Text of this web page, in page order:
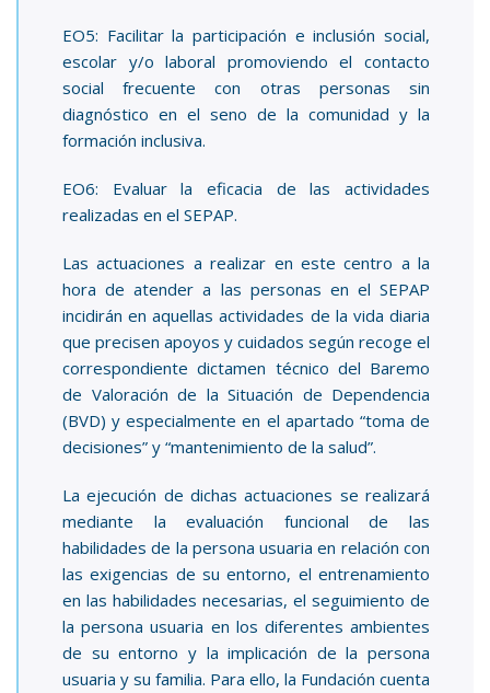
EO5: Facilitar la participación e inclusión social,
escolar y/o laboral promoviendo el contacto
social frecuente con otras personas sin
diagnóstico en el seno de la comunidad y la
formación inclusiva.
EO6: Evaluar la eficacia de las actividades
realizadas en el SEPAP.
Las actuaciones a realizar en este centro a la
hora de atender a las personas en el SEPAP
incidirán en aquellas actividades de la vida diaria
que precisen apoyos y cuidados según recoge el
correspondiente dictamen técnico del Baremo
de Valoración de la Situación de Dependencia
(BVD) y especialmente en el apartado “toma de
decisiones” y “mantenimiento de la salud”.
La ejecución de dichas actuaciones se realizará
mediante la evaluación funcional de las
habilidades de la persona usuaria en relación con
las exigencias de su entorno, el entrenamiento
en las habilidades necesarias, el seguimiento de
la persona usuaria en los diferentes ambientes
de su entorno y la implicación de la persona
usuaria y su familia. Para ello, la Fundación cuenta